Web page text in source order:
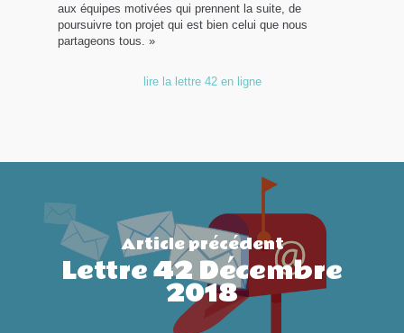
aux équipes motivées qui prennent la suite, de
poursuivre ton projet qui est bien celui que nous
partageons tous. »
lire la lettre 42 en ligne
Article précédent
Lettre 42 Décembre
2018